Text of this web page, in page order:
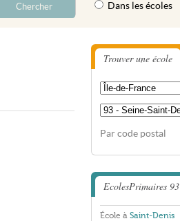
Dans les écoles
Trouver une école
Par code postal
EcolesPrimaires 93
École à Saint-Denis